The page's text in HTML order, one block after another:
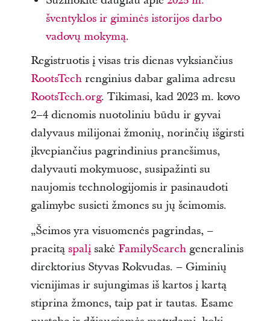
šventyklos ir giminės istorijos darbo
vadovų mokymą.
Registruotis į visas tris dienas vyksiančius
RootsTechrenginius dabar galima adresu
RootsTech.org. Tikimasi, kad 2023 m. kovo
2–4 dienomis nuotoliniu būdu ir gyvai
dalyvaus milijonai žmonių, norinčių išgirsti
įkvepiančius pagrindinius pranešimus,
dalyvauti mokymuose, susipažinti su
naujomis technologijomis ir pasinaudoti
galimybe susieti žmones su jų šeimomis.
„Šeimos yra visuomenės pagrindas, –
praeitą spalįsakė FamilySearchgeneralinis
direktorius Styvas Rokvudas. – Giminių
vienijimas ir sujungimas iš kartos į kartą
stiprina žmones, taip pat ir tautas. Esame